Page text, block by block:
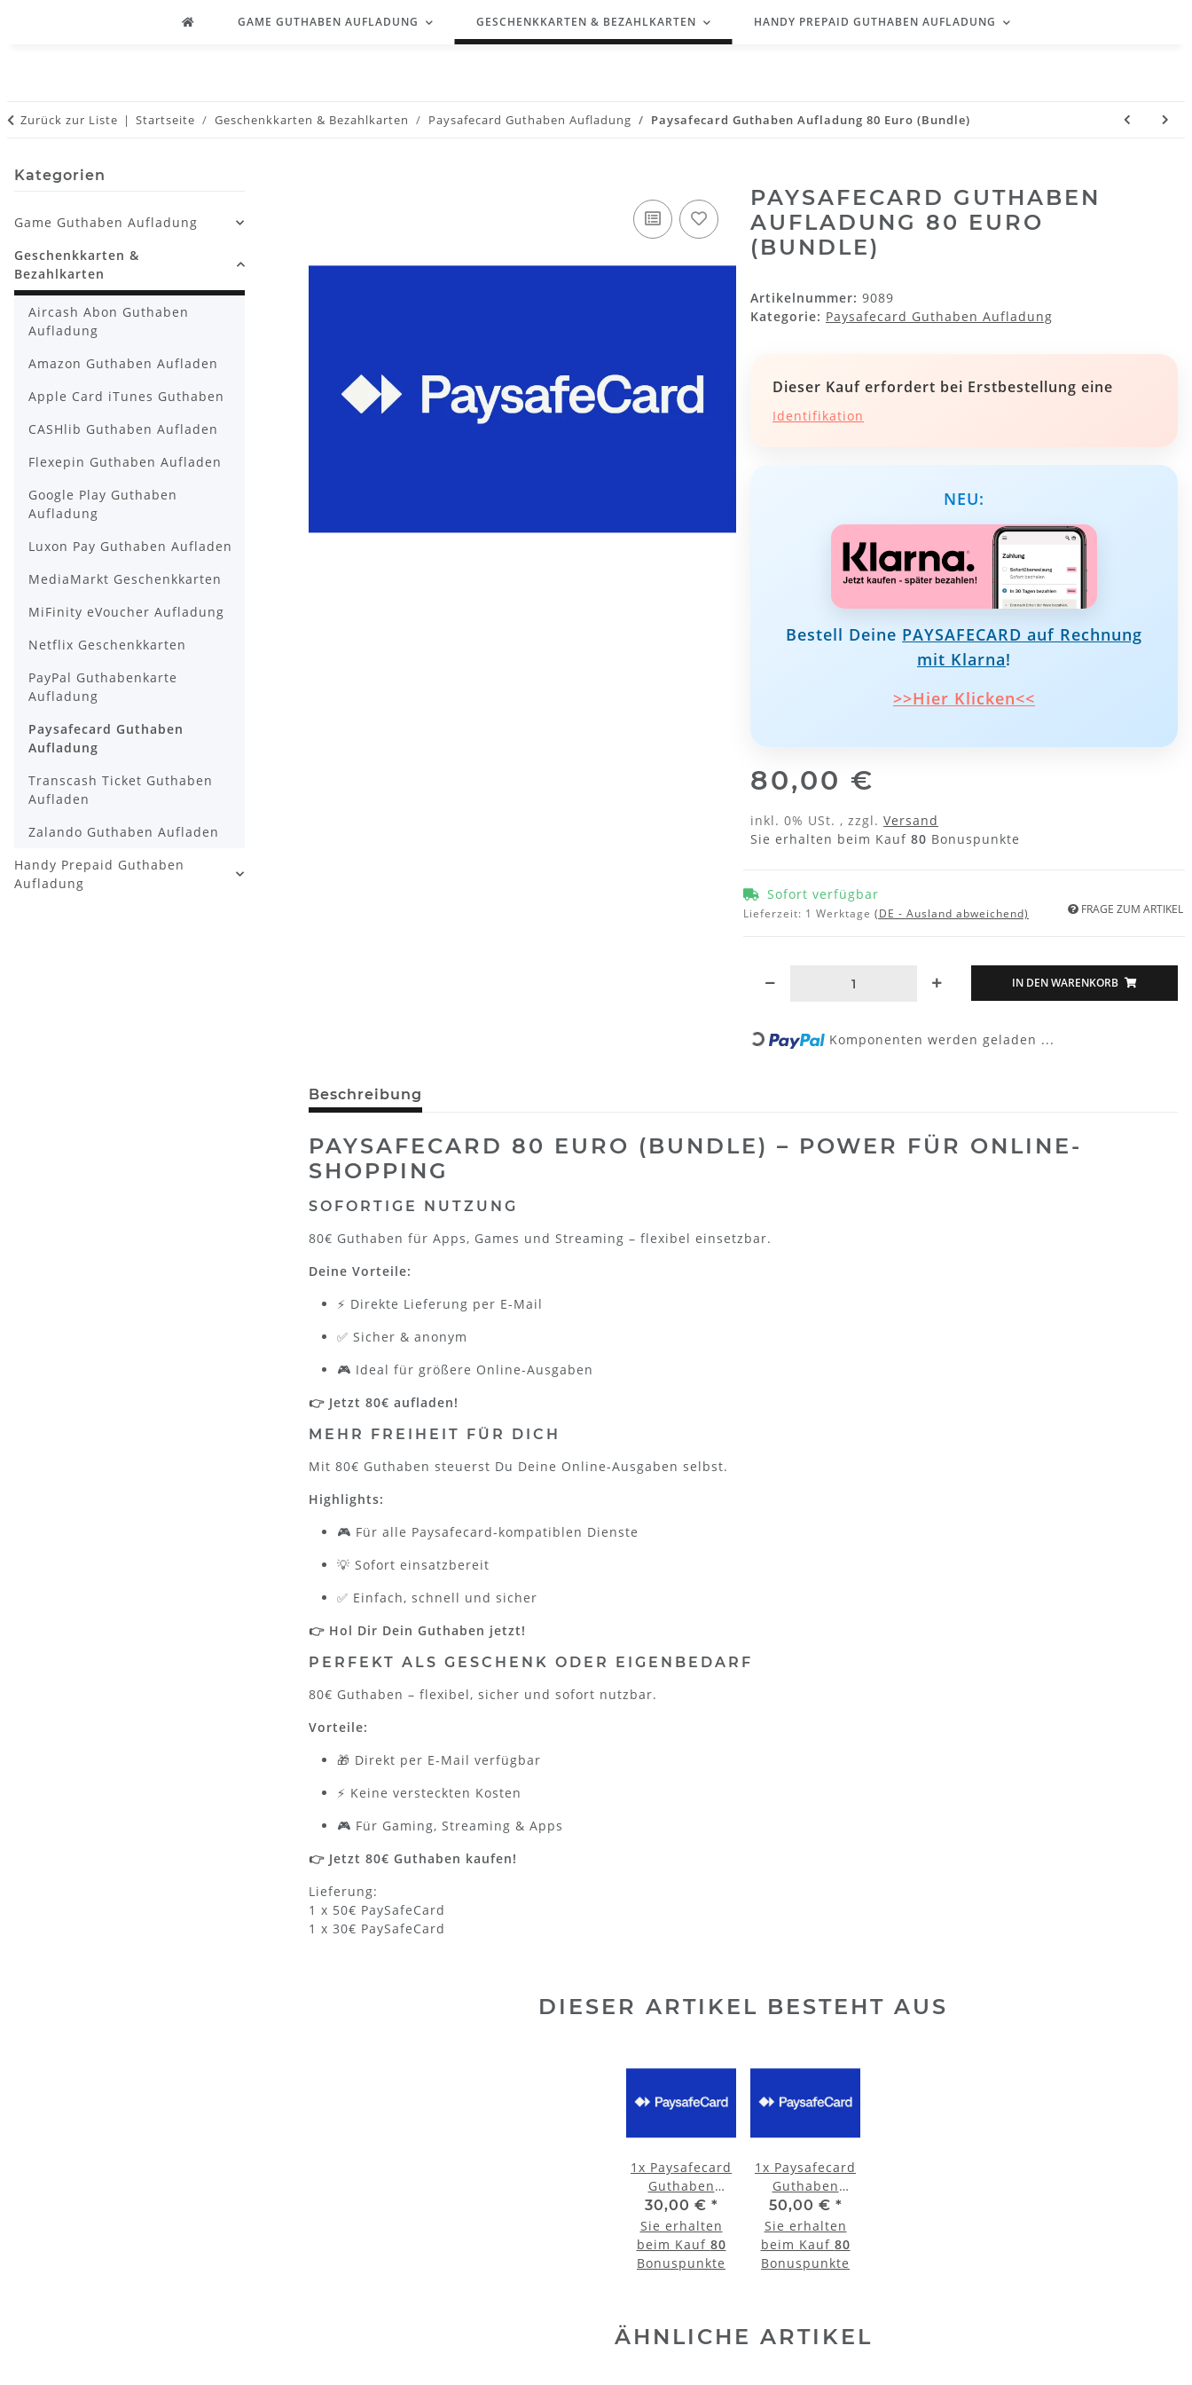
GAME GUTHABEN AUFLADUNG GESCHENKKARTEN & BEZAHLKARTEN HANDY PREPAID GUTHABEN AUFLADUNG
Zurück zur Liste Startseite Geschenkkarten & Bezahlkarten Paysafecard Guthaben Aufladung Paysafecard Guthaben Aufladung 80 Euro (Bundle)
PAYSAFECARD GUTHABEN
AUFLADUNG 80 EURO
(BUNDLE)
Artikelnummer: 9089
Kategorie: Paysafecard Guthaben Aufladung
Dieser Kauf erfordert bei Erstbestellung eine
Identifikation
NEU:
Bestell Deine PAYSAFECARD auf Rechnung
mit Klarna!
>>Hier Klicken<<
80,00 €
inkl. 0% USt. , zzgl. Versand
Sie erhalten beim Kauf 80 Bonuspunkte
Sofort verfügbar
Lieferzeit: 1 Werktage (DE - Ausland abweichend) FRAGE ZUM ARTIKEL
IN DEN WARENKORB
Loading... Komponenten werden geladen ...
Beschreibung
PAYSAFECARD 80 EURO (BUNDLE) – POWER FÜR ONLINE-
SHOPPING
SOFORTIGE NUTZUNG
80€ Guthaben für Apps, Games und Streaming – flexibel einsetzbar.
Deine Vorteile:
⚡ Direkte Lieferung per E-Mail
✅ Sicher & anonym
🎮 Ideal für größere Online-Ausgaben
👉 Jetzt 80€ aufladen!
MEHR FREIHEIT FÜR DICH
Mit 80€ Guthaben steuerst Du Deine Online-Ausgaben selbst.
Highlights:
🎮 Für alle Paysafecard-kompatiblen Dienste
💡 Sofort einsatzbereit
✅ Einfach, schnell und sicher
👉 Hol Dir Dein Guthaben jetzt!
PERFEKT ALS GESCHENK ODER EIGENBEDARF
80€ Guthaben – flexibel, sicher und sofort nutzbar.
Vorteile:
🎁 Direkt per E-Mail verfügbar
⚡ Keine versteckten Kosten
🎮 Für Gaming, Streaming & Apps
👉 Jetzt 80€ Guthaben kaufen!
Lieferung:
1 x 50€ PaySafeCard
1 x 30€ PaySafeCard
DIESER ARTIKEL BESTEHT AUS
1x Paysafecard
Guthaben
Aufladung 30
Euro
30,00 € *
Sie erhalten
beim Kauf 80
Bonuspunkte
1x Paysafecard
Guthaben
Aufladung 50
Euro
50,00 € *
Sie erhalten
beim Kauf 80
Bonuspunkte
ÄHNLICHE ARTIKEL
Kategorien
Game Guthaben Aufladung
Geschenkkarten &
Bezahlkarten
Aircash Abon Guthaben
Aufladung
Amazon Guthaben Aufladen
Apple Card iTunes Guthaben
CASHlib Guthaben Aufladen
Flexepin Guthaben Aufladen
Google Play Guthaben
Aufladung
Luxon Pay Guthaben Aufladen
MediaMarkt Geschenkkarten
MiFinity eVoucher Aufladung
Netflix Geschenkkarten
PayPal Guthabenkarte
Aufladung
Paysafecard Guthaben
Aufladung
Transcash Ticket Guthaben
Aufladen
Zalando Guthaben Aufladen
Handy Prepaid Guthaben
Aufladung